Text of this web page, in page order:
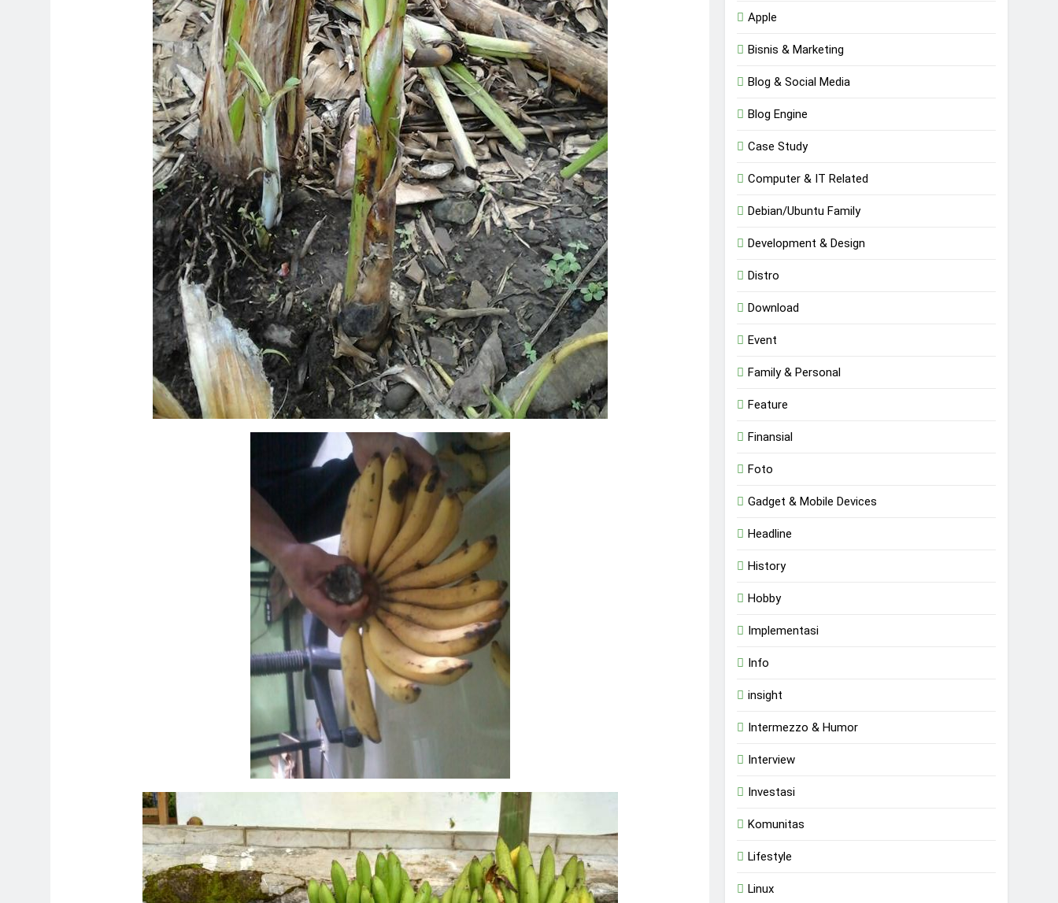
Apple
Bisnis & Marketing
Blog & Social Media
Blog Engine
Case Study
Computer & IT Related
Debian/Ubuntu Family
Development & Design
Distro
Download
Event
Family & Personal
Feature
Finansial
Foto
Gadget & Mobile Devices
Headline
History
Hobby
Implementasi
Info
insight
Intermezzo & Humor
Interview
Investasi
Komunitas
Lifestyle
Linux